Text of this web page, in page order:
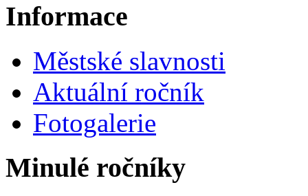
Informace
Městské slavnosti
Aktuální ročník
Fotogalerie
Minulé ročníky